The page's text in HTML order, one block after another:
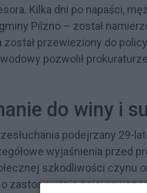
Kilka dni po napaści,
Pilzno – został
został przewieziony do
pozwolił
do winy i
podejrzany 29-
wyjaśnienia przed
szkodliwości czynu
zastosowanie